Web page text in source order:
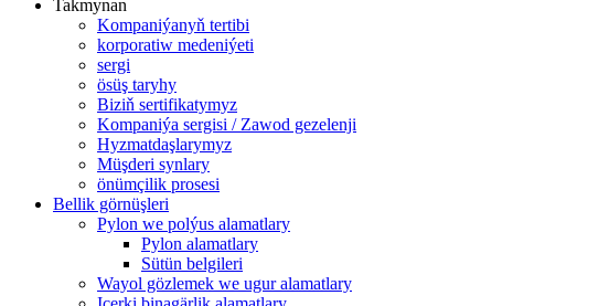
Takmynan
Kompaniýanyň tertibi
korporatiw medeniýeti
sergi
ösüş taryhy
Biziň sertifikatymyz
Kompaniýa sergisi / Zawod gezelenji
Hyzmatdaşlarymyz
Müşderi synlary
önümçilik prosesi
Bellik görnüşleri
Pylon we polýus alamatlary
Pylon alamatlary
Sütün belgileri
Wayol gözlemek we ugur alamatlary